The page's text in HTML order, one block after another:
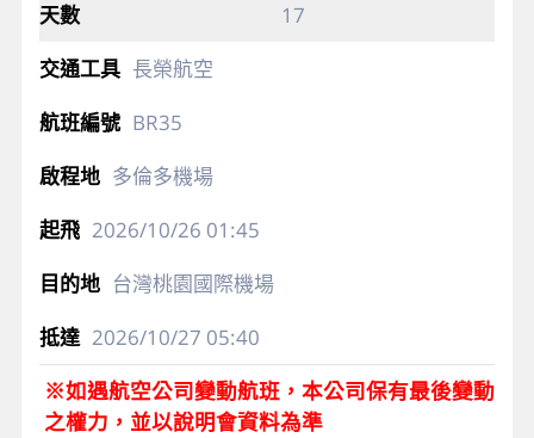
17
長榮航空
BR35
多倫多機場
2026/10/26 01:45
台灣桃園國際機場
2026/10/27 05:40
※如遇航空公司變動航班，本公司保有最後變動
之權力，並以說明會資料為準